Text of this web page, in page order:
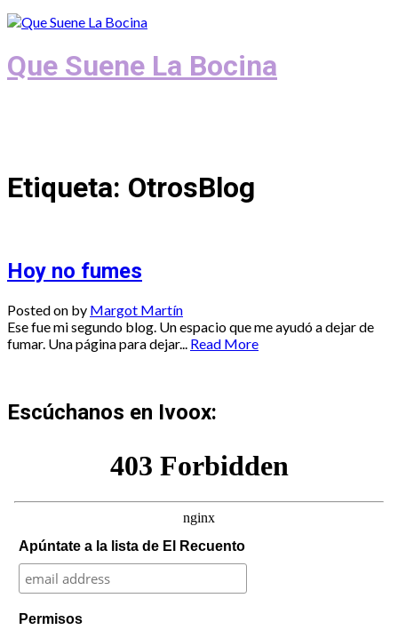
Que Suene La Bocina
Etiqueta: OtrosBlog
Hoy no fumes
Posted on by Margot Martín
Ese fue mi segundo blog. Un espacio que me ayudó a dejar de
fumar. Una página para dejar...
Read More
Escúchanos en Ivoox:
Apúntate a la lista de El Recuento
Permisos